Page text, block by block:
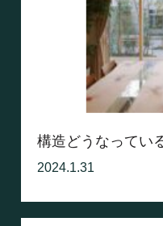
構造どうなってい
2024.1.31